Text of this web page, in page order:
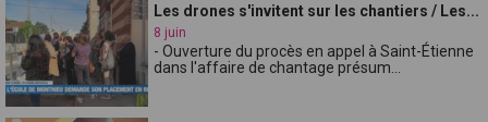
Les drones s'invitent sur les chantiers / Les...
8 juin
- Ouverture du procès en appel à Saint-Étienne
dans l'affaire de chantage présum...